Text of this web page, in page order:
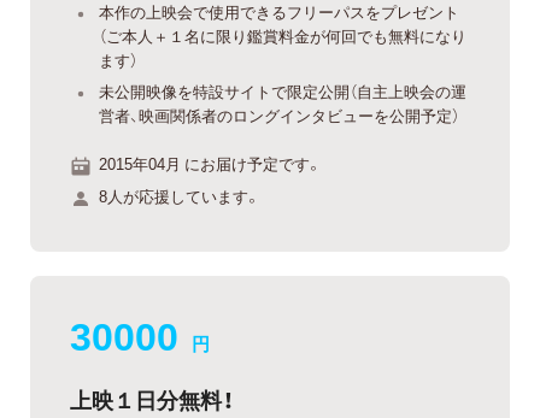
本作の上映会で使用できるフリーパスをプレゼント
（ご本人＋１名に限り鑑賞料金が何回でも無料になり
ます）
未公開映像を特設サイトで限定公開（自主上映会の運
営者、映画関係者のロングインタビューを公開予定）
2015年04月 にお届け予定です。
8人が応援しています。
30000 円
上映１日分無料！